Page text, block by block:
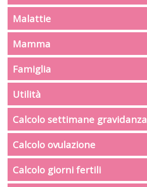
Malattie
Mamma
Famiglia
Utilità
Calcolo settimane gravidanza
Calcolo ovulazione
Calcolo giorni fertili